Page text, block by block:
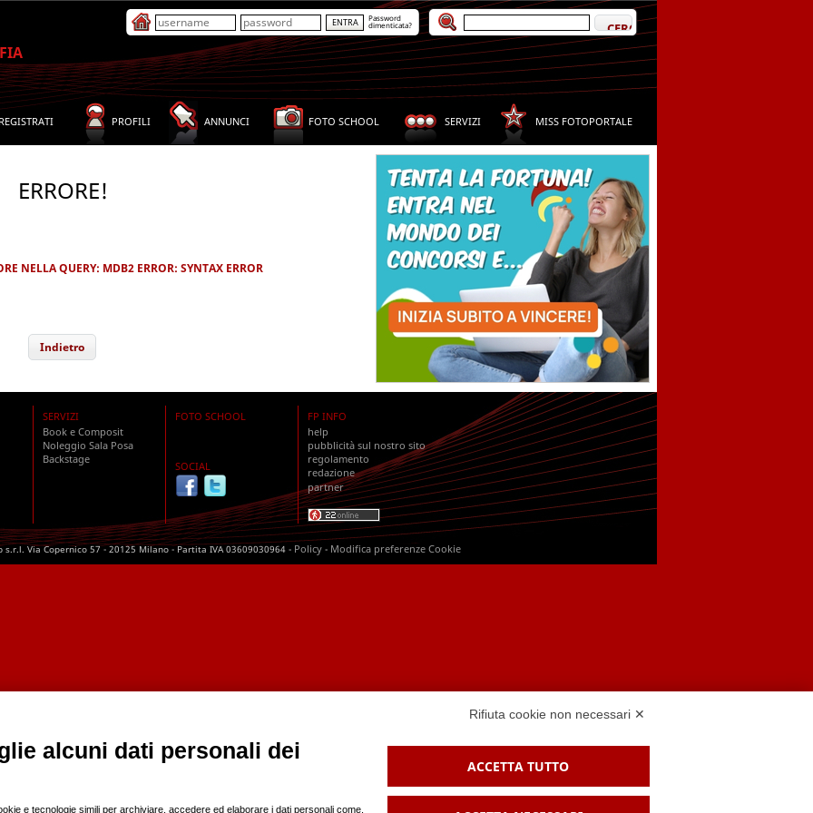
Password
dimenticata?
REGISTRATI PROFILI ANNUNCI FOTO SCHOOL SERVIZI MISS FOTOPORTALE
ERRORE!
NELLA QUERY: MDB2 ERROR: SYNTAX ERROR
SERVIZI
Book e Composit
Noleggio Sala Posa
Backstage
FOTO SCHOOL
SOCIAL
FP INFO
help
pubblicità sul nostro sito
regolamento
redazione
partner
s.r.l. Via Copernico 57 - 20125 Milano - Partita IVA 03609030964 - Policy- Modifica preferenze Cookie
Rifiuta cookie non necessari ✕
alcuni dati personali dei
e tecnologie simili per archiviare, accedere ed elaborare i dati personali come,
ACCETTA TUTTO